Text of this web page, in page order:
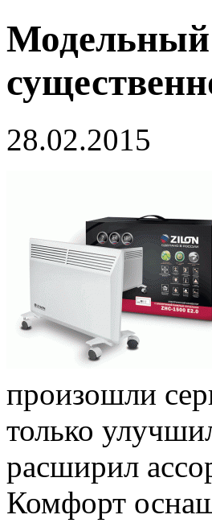
Модельный
28.02.2015
произошли
только
расширил
Комфорт